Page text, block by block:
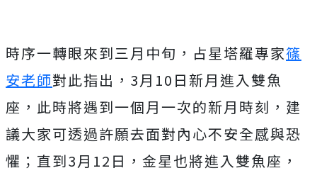
時序一轉眼來到三月中旬，占星塔羅專家篠
安老師對此指出，3月10日新月進入雙魚
座，此時將遇到一個月一次的新月時刻，建
議大家可透過許願去面對內心不安全感與恐
懼；直到3月12日，金星也將進入雙魚座，